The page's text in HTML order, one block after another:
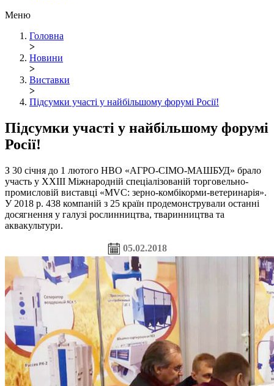
Меню
Головна
>
Новини
>
Виставки
>
Підсумки участі у найбільшому форумі Росії!
Підсумки участі у найбільшому форумі
Росії!
З 30 січня до 1 лютого НВО «АГРО-СІМО-МАШБУД» брало
участь у XXIII Міжнародній спеціалізованій торговельно-
промисловій виставці «MVC: зерно-комбікорми-ветеринарія».
У 2018 р. 438 компаній з 25 країн продемонстрували останні
досягнення у галузі рослинництва, тваринництва та
аквакультури.
05.02.2018